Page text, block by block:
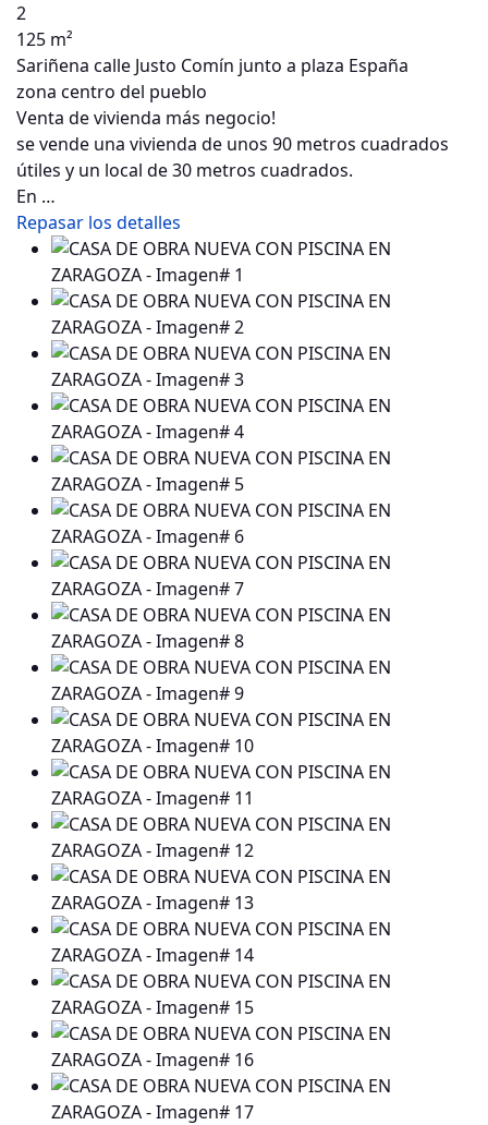
2
125 m²
Sariñena calle Justo Comín junto a plaza España
zona centro del pueblo
Venta de vivienda más negocio!
se vende una vivienda de unos 90 metros cuadrados
útiles y un local de 30 metros cuadrados.
En …
Repasar los detalles